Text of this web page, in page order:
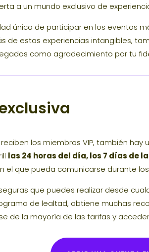
a un mundo exclusivo de
única de participar en los eventos
de estas experiencias intangibles,
como agradecimiento por tu
los miembros VIP, también
las 24 horas del día, los 7 días de
el que pueda comunicarse durante
que puedes realizar desde
de lealtad, obtiene muchas
de la mayoría de las tarifas y